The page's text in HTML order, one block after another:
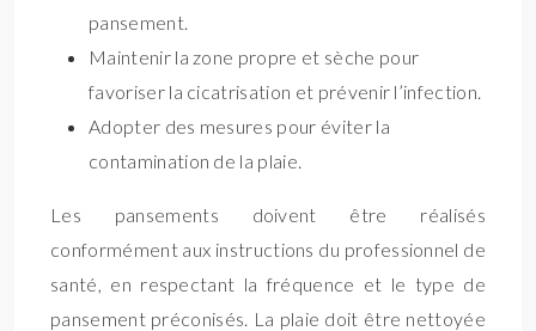
pansement.
Maintenir la zone propre et sèche pour
favoriser la cicatrisation et prévenir l’infection.
Adopter des mesures pour éviter la
contamination de la plaie.
Les pansements doivent être réalisés
conformément aux instructions du professionnel de
santé, en respectant la fréquence et le type de
pansement préconisés. La plaie doit être nettoyée